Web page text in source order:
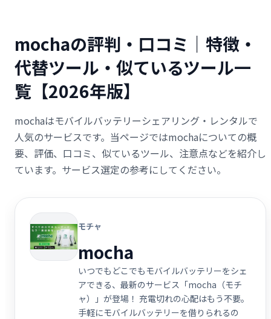
mochaの評判・口コミ｜特徴・
代替ツール・似ているツール一
覧【2026年版】
mochaはモバイルバッテリーシェアリング・レンタルで
人気のサービスです。当ページではmochaについての概
要、評価、口コミ、似ているツール、注意点などを紹介し
ています。サービス選定の参考にしてください。
モチャ
mocha
いつでもどこでもモバイルバッテリーをシェ
アできる、最新のサービス「mocha（モチ
ャ）」が登場！ 充電切れの心配はもう不要。
手軽にモバイルバッテリーを借りられるの